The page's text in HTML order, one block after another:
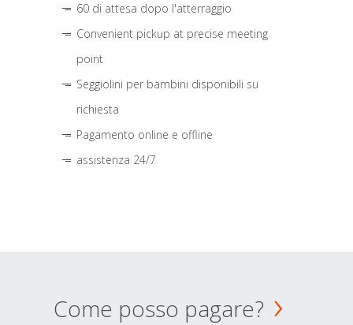
60 di attesa dopo l'atterraggio
Convenient pickup at precise meeting
point
Seggiolini per bambini disponibili su
richiesta
Pagamento online e offline
assistenza 24/7
Come posso pagare?